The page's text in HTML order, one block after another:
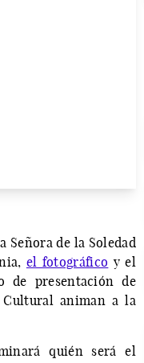
Señora de la Soledad
el fotográfico y el
de presentación de
Cultural animan a la
quién será el